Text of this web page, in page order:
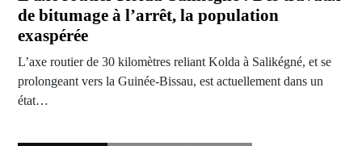
de bitumage à l’arrêt, la population
exaspérée
L’axe routier de 30 kilomètres reliant Kolda à Salikégné, et se
prolongeant vers la Guinée-Bissau, est actuellement dans un
état…